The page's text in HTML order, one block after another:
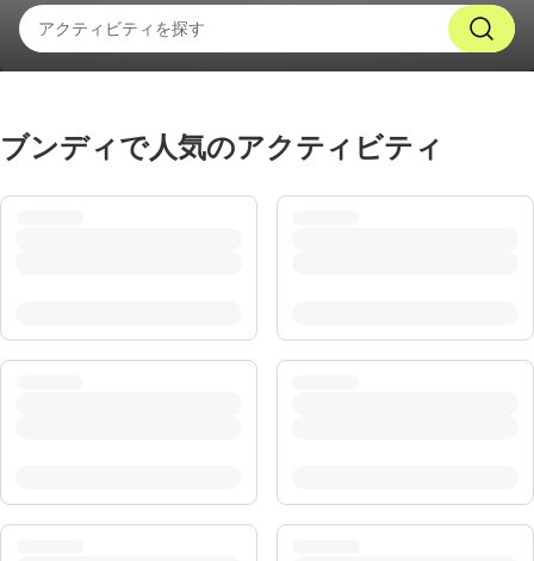
ブンディで人気のアクティビティ